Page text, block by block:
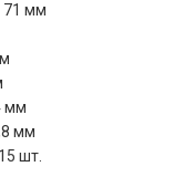
71 мм
мм
мм
шт.